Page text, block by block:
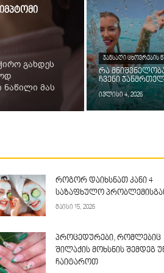
გახდეს
ნაწილი მას
ᲯᲐᲜᲡᲐᲦᲘ ᲪᲮᲝᲕᲠᲔᲑᲘᲡ
რა
ჩვენი
ივლისი 4, 2026
როგორ დაიხსნათ კანი 4
საზაფხულო
მაისი 15, 2026
პროცედურები, რომლებიც
შილაქის მოხსნის შემდეგ
ჩაიტაროთ